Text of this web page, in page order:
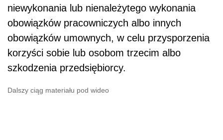
niewykonania lub nienależytego wykonania
obowiązków pracowniczych albo innych
obowiązków umownych, w celu przysporzenia
korzyści sobie lub osobom trzecim albo
szkodzenia przedsiębiorcy.
Dalszy ciąg materiału pod wideo